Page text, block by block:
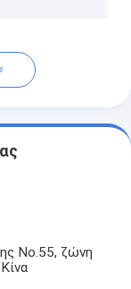
No.55, ζώνη